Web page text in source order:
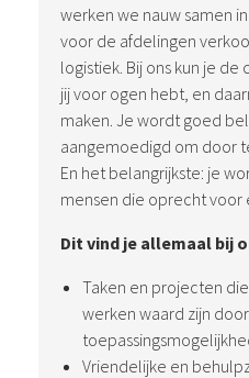
werken we nauw samen
voor de afdelingen
logistiek. Bij ons kun je
jij voor ogen hebt, en
maken. Je wordt goed
aangemoedigd om door
En het belangrijkste: je
mensen die oprecht voor
Dit vind je allemaal bij
Taken en projecten
werken waard zijn
Vriendelijke en